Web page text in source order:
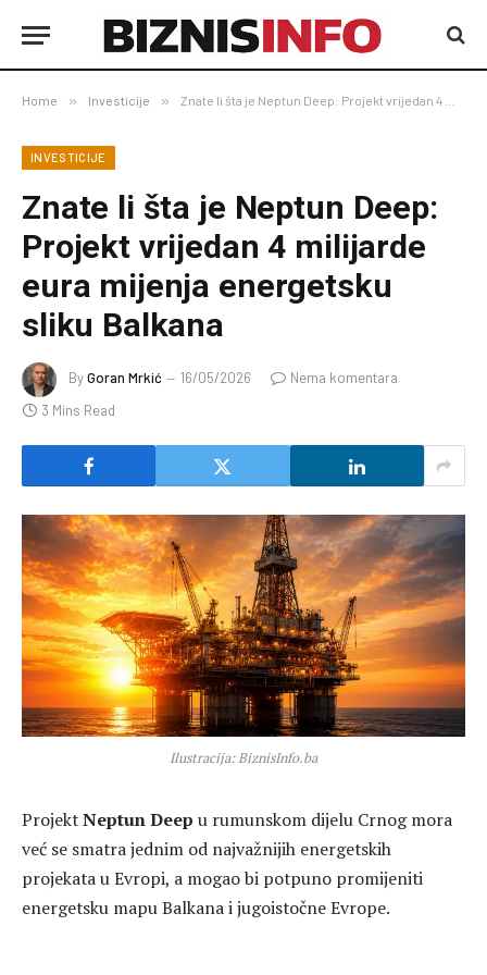
Home » Investicije » Znate li šta je Neptun Deep: Projekt vrijedan 4 milijarde eura mijenja energetsku sliku Balkana
INVESTICIJE
Znate li šta je Neptun Deep:
Projekt vrijedan 4 milijarde
eura mijenja energetsku
sliku Balkana
ByGoran Mrkić 16/05/2026
Nema komentara
3 Mins Read
Ilustracija: BiznisInfo.ba
ProjektNeptun Deep u rumunskom dijelu Crnog mora
već se smatra jednim od najvažnijih energetskih
projekata u Evropi, a mogao bi potpuno promijeniti
energetsku mapu Balkana i jugoistočne Evrope.